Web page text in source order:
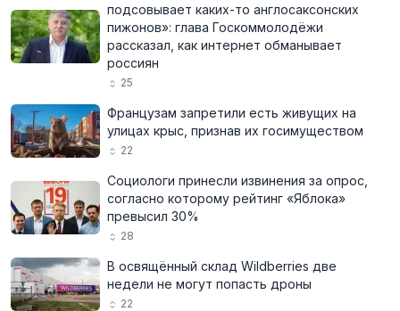
подсовывает каких-то англосаксонских
пижонов»: глава Госкоммолодёжи
рассказал, как интернет обманывает
россиян
25
Французам запретили есть живущих на
улицах крыс, признав их госимуществом
22
Социологи принесли извинения за опрос,
согласно которому рейтинг «Яблока»
превысил 30%
28
В освящённый склад Wildberries две
недели не могут попасть дроны
22